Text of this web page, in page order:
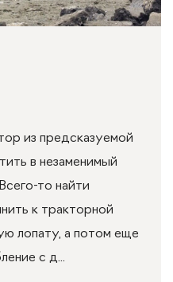
из предсказуемой
в незаменимый
то найти
к тракторной
лопату, а потом еще
с д...